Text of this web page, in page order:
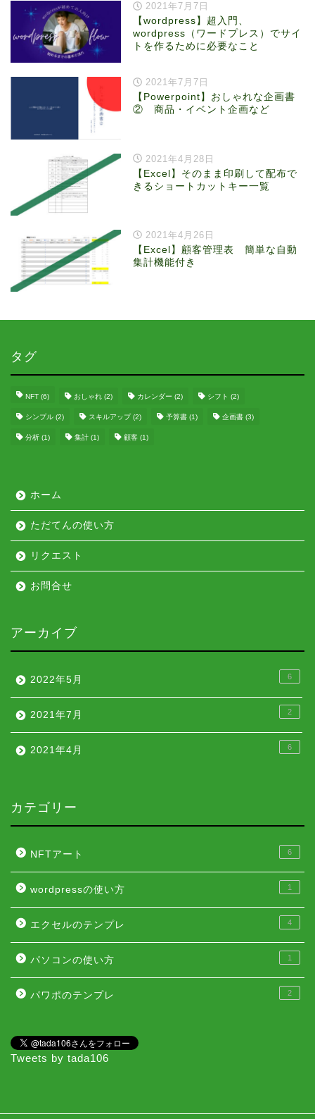
2021年7月7日
【wordpress】超入門、
wordpress（ワードプレス）でサイ
トを作るために必要なこと
2021年7月7日
【Powerpoint】おしゃれな企画書
② 商品・イベント企画など
2021年4月28日
【Excel】そのまま印刷して配布で
きるショートカットキー一覧
2021年4月26日
【Excel】顧客管理表 簡単な自動
集計機能付き
タグ
NFT (6) おしゃれ (2) カレンダー (2) シフト (2)
シンプル (2) スキルアップ(2) 予算書 (1) 企画書 (3)
分析 (1) 集計 (1) 顧客 (1)
ホーム
ただてんの使い方
リクエスト
お問合せ
アーカイブ
2022年5月 6
2021年7月 2
2021年4月 6
カテゴリー
NFTアート 6
wordpressの使い方 1
エクセルのテンプレ 4
パソコンの使い方 1
パワポのテンプレ 2
Tweets by tada106